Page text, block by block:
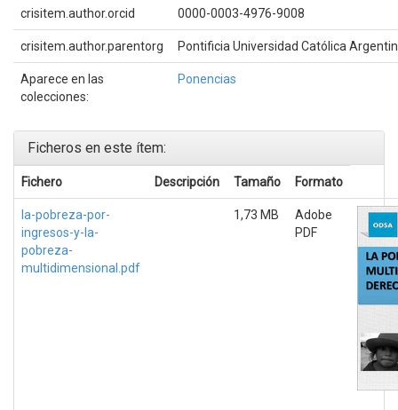
crisitem.author.orcid 0000-0003-4976-9008
crisitem.author.parentorg Pontificia Universidad Católica
Aparece en las
colecciones:
Ponencias
Ficheros en este ítem:
Fichero Descripción Tamaño Formato
la-pobreza-por-
ingresos-y-la-
pobreza-
multidimensional.pdf
1,73 MB
Adobe
PDF